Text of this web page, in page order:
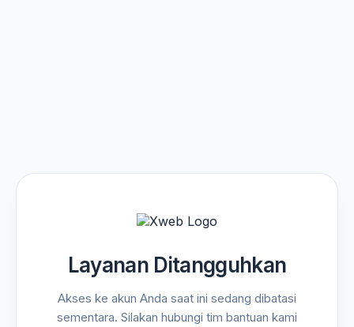
Layanan Ditangguhkan
Akses ke akun Anda saat ini sedang dibatasi
sementara. Silakan hubungi tim bantuan kami